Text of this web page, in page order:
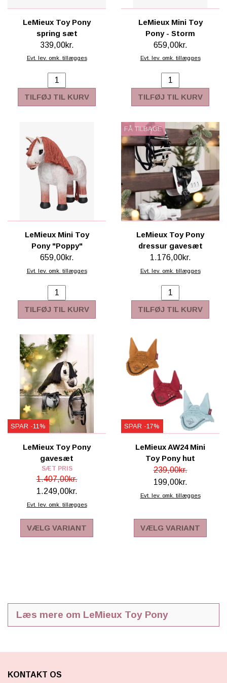
LeMieux Toy Pony
spring sæt
339,00kr.
Evt. lev. omk. tillægges
TILFØJ TIL KURV
LeMieux Mini Toy
Pony - Storm
659,00kr.
Evt. lev. omk. tillægges
TILFØJ TIL KURV
LeMieux Mini Toy
Pony "Poppy"
659,00kr.
Evt. lev. omk. tillægges
TILFØJ TIL KURV
FÅ TILBAGE
LeMieux Toy Pony
dressur gavesæt
1.176,00kr.
Evt. lev. omk. tillægges
TILFØJ TIL KURV
SPAR -11%
LeMieux Toy Pony
gavesæt
SÆT PRIS
1.407,00kr.
1.249,00kr.
Evt. lev. omk. tillægges
VÆLG VARIANT
SPAR -17%
LeMieux AW24 Mini
Toy Pony hut
239,00kr.
199,00kr.
Evt. lev. omk. tillægges
VÆLG VARIANT
Læs mere om LeMieux Toy Pony
legepony eller ønsker at opgradere det eksisterende
KONTAKT OS